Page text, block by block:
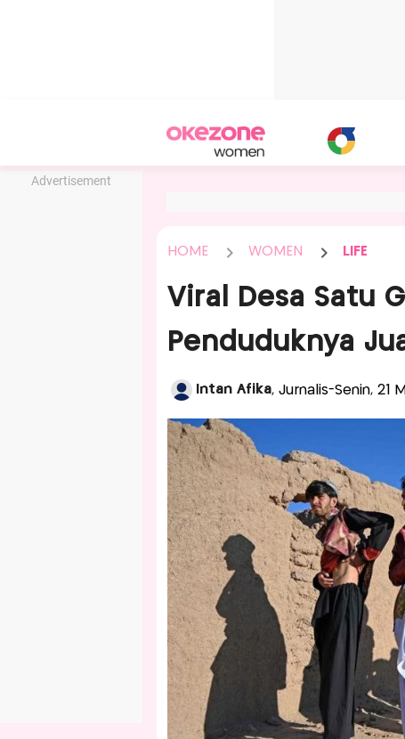
Advertisement
HOME WOMEN LIFE
Viral Desa Satu
Penduduknya
Intan Afika, Jurnalis-Senin, 21